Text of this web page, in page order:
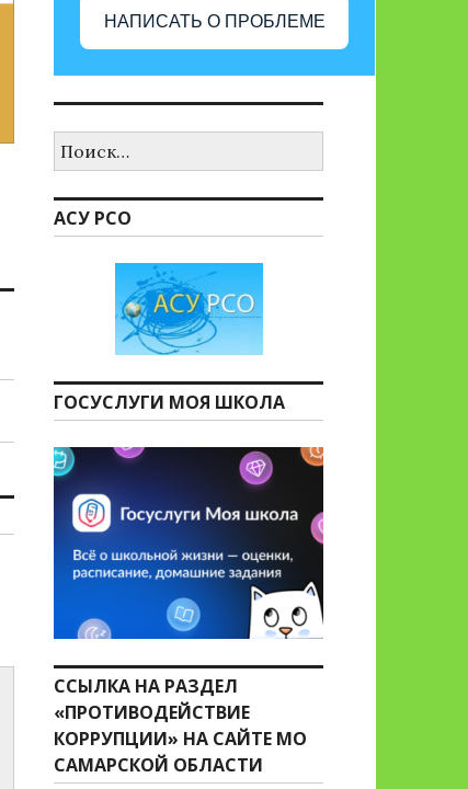
НАПИСАТЬ О ПРОБЛЕМЕ
АСУ РСО
ГОСУСЛУГИ МОЯ ШКОЛА
ССЫЛКА НА РАЗДЕЛ
«ПРОТИВОДЕЙСТВИЕ
КОРРУПЦИИ» НА САЙТЕ МО
САМАРСКОЙ ОБЛАСТИ